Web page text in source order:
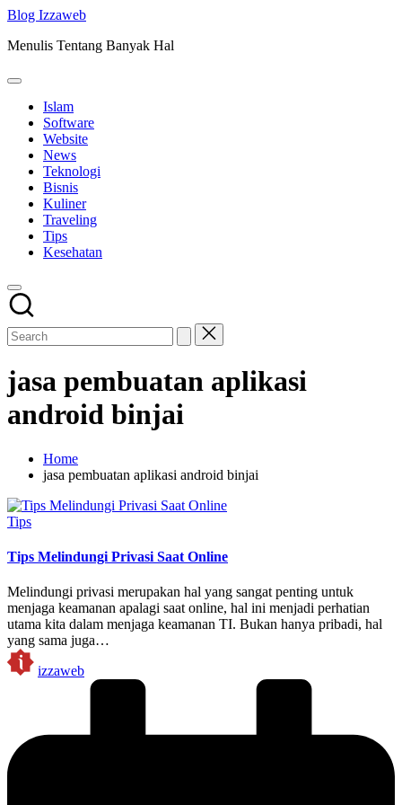
Skip
content
Blog Izzaweb
Menulis Tentang Banyak Hal
Islam
Software
Website
News
Teknologi
Bisnis
Kuliner
Traveling
Tips
Kesehatan
jasa pembuatan aplikasi
android binjai
Home
jasa pembuatan aplikasi android binjai
Posted
Tips
Tips Melindungi Privasi Saat Online
Melindungi privasi merupakan hal yang sangat penting untuk
menjaga keamanan apalagi saat online, hal ini menjadi perhatian
utama kita dalam menjaga keamanan TI. Bukan hanya pribadi, hal
yang sama juga…
Posted
by
izzaweb